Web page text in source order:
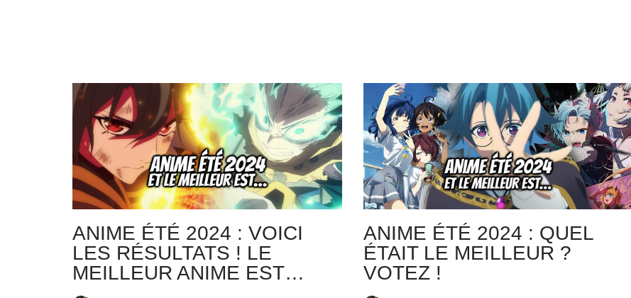
ANIME ÉTÉ 2024 : VOICI
LES RÉSULTATS ! LE
MEILLEUR ANIME EST…
ANIME ÉTÉ 2024 : QUEL
ÉTAIT LE MEILLEUR ?
VOTEZ !